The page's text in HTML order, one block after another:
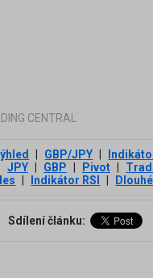
CENTRAL
GBP/JPY
JPY GBP Pivot
Indikátor RSI
Sdílení článku: